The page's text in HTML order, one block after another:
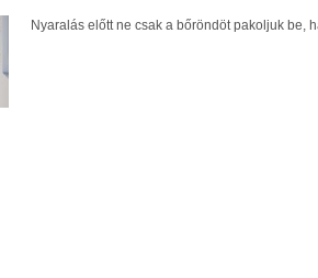
Nyaralás előtt ne csak a bőröndöt pakoljuk be,